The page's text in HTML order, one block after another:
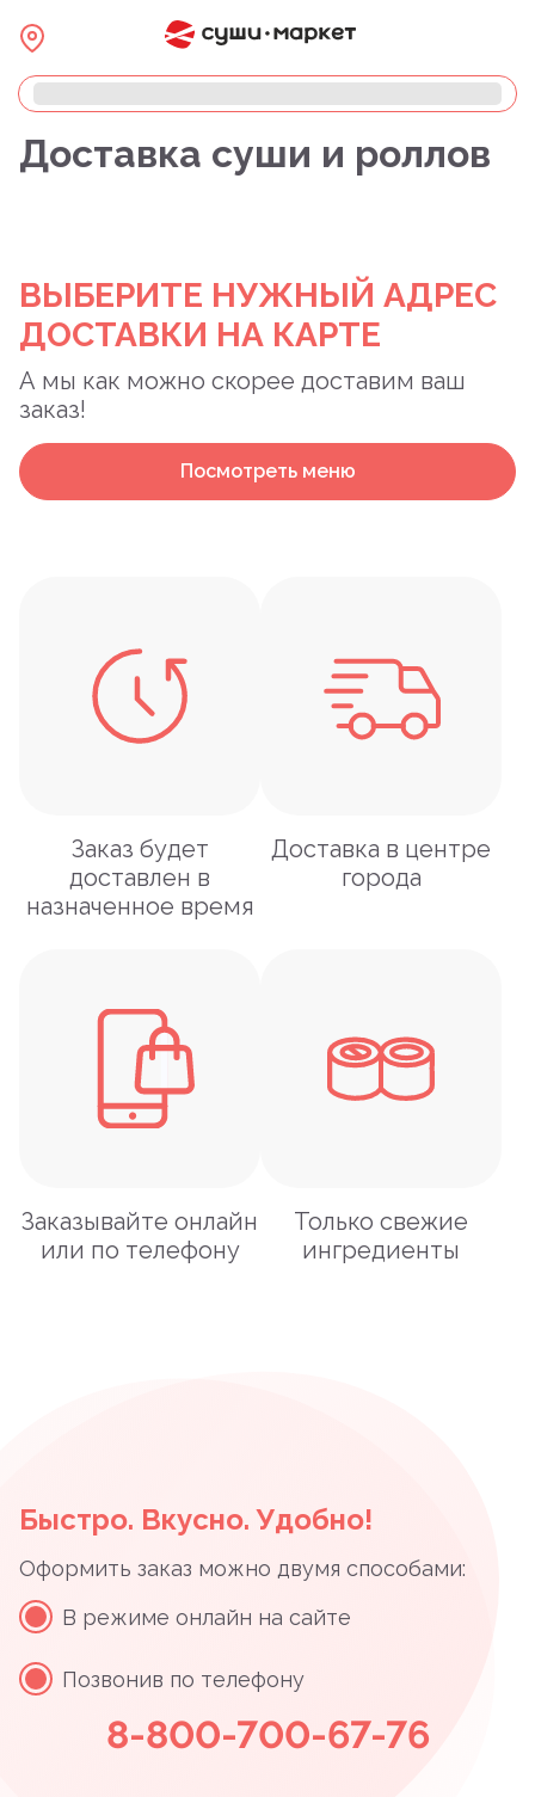
Доставка суши и роллов
ВЫБЕРИТЕ НУЖНЫЙ АДРЕС
ДОСТАВКИ НА КАРТЕ
А мы как можно скорее доставим ваш
заказ!
Посмотреть меню
Заказ будет
доставлен в
назначенное время
Доставка в центре
города
Заказывайте онлайн
или по телефону
Только свежие
ингредиенты
Быстро. Вкусно. Удобно!
Оформить заказ можно двумя способами:
В режиме онлайн на сайте
Позвонив по телефону
8-800-700-67-76